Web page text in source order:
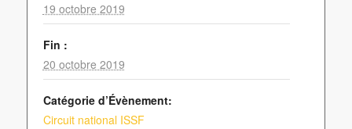
19 octobre 2019
Fin :
20 octobre 2019
Catégorie d’Évènement:
Circuit national ISSF